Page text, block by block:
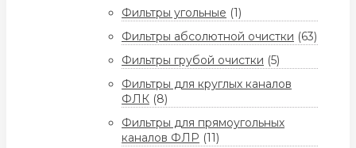
Фильтры угольные (1)
Фильтры абсолютной очистки (63)
Фильтры грубой очистки (5)
Фильтры для круглых каналов
ФЛК (8)
Фильтры для прямоугольных
каналов ФЛР (11)